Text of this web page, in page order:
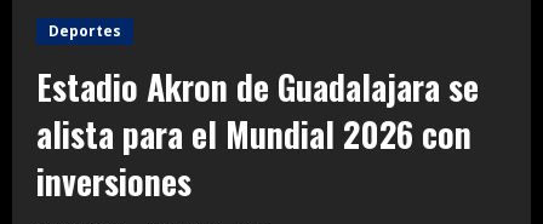
Deportes
Estadio Akron de Guadalajara se
alista para el Mundial 2026 con
inversiones